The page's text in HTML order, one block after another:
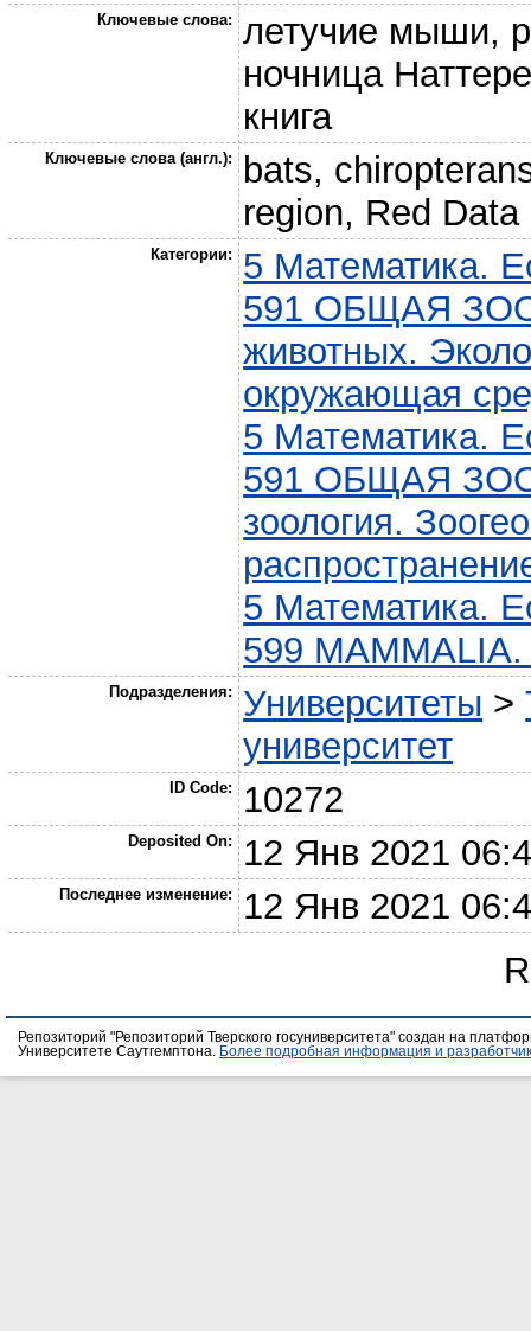
Ключевые слова:
летучие мыши,
ночница
книга
Ключевые слова (англ.):
bats,
region, Red Data
Категории:
5 Математика.
591 ОБЩАЯ
животных.
окружающая
5 Математика.
591 ОБЩАЯ
зоология.
5 Математика.
599
Подразделения: Университеты >
университет
ID Code: 10272
Deposited On: 12 Янв 2021
Последнее изменение:
12 Янв 2021
Репозиторий "Репозиторий Тверского госуниверситета" создан на
Университете Саутгемптона. Более подробная информация и